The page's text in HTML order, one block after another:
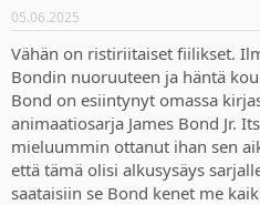
s
05.06.2025
Vähän on ristiriitaiset fiilikset.
Bondin nuoruuteen ja häntä
Bond on esiintynyt omassa
animaatiosarja James Bond Jr.
mieluummin ottanut ihan sen
että tämä olisi alkusysäys
saataisiin se Bond kenet me